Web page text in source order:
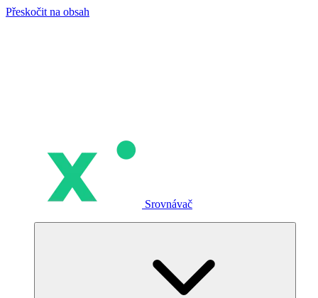
Přeskočit na obsah
Srovnávač